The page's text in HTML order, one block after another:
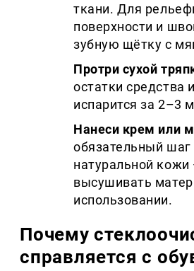
ткани. Для
поверхности и
зубную щётку с
Протри сухой
остатки средства
испарится за 2–3
Нанеси крем или
обязательный шаг
натуральной
высушивать
использовании.
Почему
справляется с